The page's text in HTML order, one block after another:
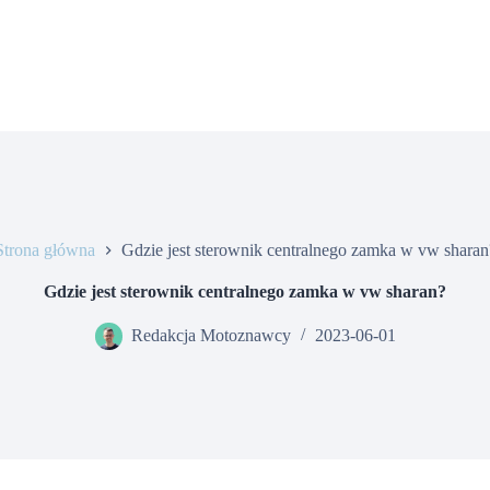
główna Gdzie jest sterownik centralnego zamka w vw
Gdzie jest sterownik centralnego zamka w vw sharan?
Redakcja Motoznawcy 2023-06-01